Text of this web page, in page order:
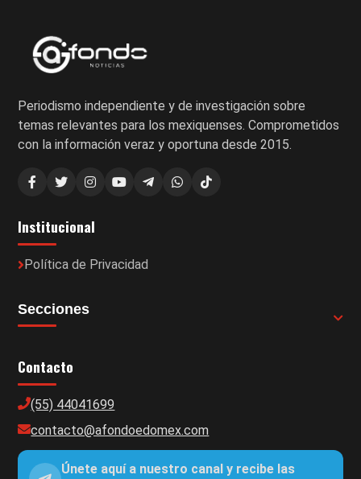
Periodismo independiente y de investigación sobre
temas relevantes para los mexiquenses. Comprometidos
con la información veraz y oportuna desde 2015.
Institucional
Política de Privacidad
Secciones
Contacto
(55) 44041699
contacto@afondoedomex.com
Únete aquí a nuestro canal y recibe las